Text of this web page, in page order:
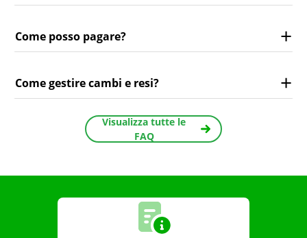
Come posso pagare?
Come gestire cambi e resi?
Visualizza tutte le
FAQ